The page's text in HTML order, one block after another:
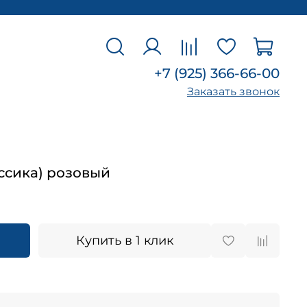
+7 (925) 366-66-00
Заказать звонок
розовый
Купить в 1 клик